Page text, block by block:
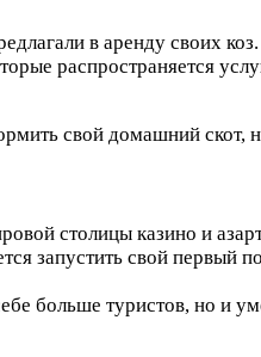
в аренду своих
распространяется
свой домашний скот,
столицы казино и
запустить свой
больше туристов, но и